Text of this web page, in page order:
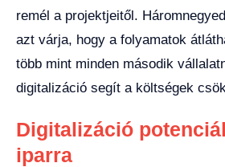
remél a projektjeitől.
azt várja, hogy a folyamatok
több mint minden második
digitalizáció segít a költségek
Digitalizáció
iparra